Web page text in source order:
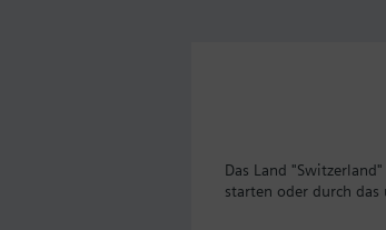
Das Land
starten oder durch das